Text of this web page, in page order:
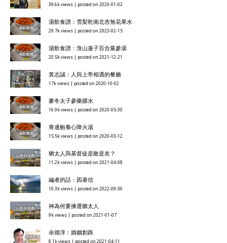
39.6k views | posted on 2020-01-02
湯飲食譜：雪梨乾南北杏無花果水
29.7k views | posted on 2023-02-15
湯飲食譜：淮山蓮子百合黨參湯
20.5k views | posted on 2021-12-21
黃志誠：人與上帝相遇的餐廳
17k views | posted on 2020-10-02
麥冬太子參藥膳水
16.9k views | posted on 2020-05-30
青邊鮑養心降火湯
15.5k views | posted on 2020-03-12
猶太人與基督徒是敵是友？
11.2k views | posted on 2021-04-08
編者的話：因著信
10.3k views | posted on 2022-09-30
神為何要揀選猶太人
9k views | posted on 2021-01-07
余德淳：婚姻創路
8.1k views | posted on 2021-04-11